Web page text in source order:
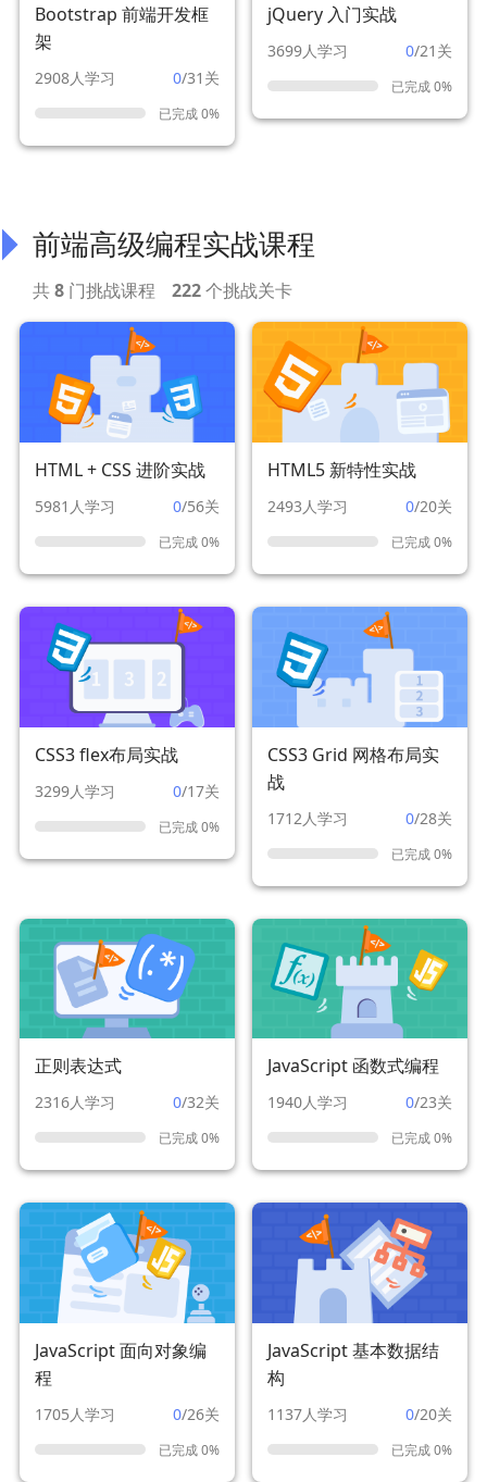
Bootstrap 前端开发框
架
2908人学习 0/31关
已完成 0%
jQuery 入门实战
3699人学习 0/21关
已完成 0%
前端高级编程实战课程
共8 门挑战课程 222个挑战关卡
HTML + CSS 进阶实战
5981人学习 0/56关
已完成 0%
HTML5 新特性实战
2493人学习 0/20关
已完成 0%
CSS3 flex布局实战
3299人学习 0/17关
已完成 0%
CSS3 Grid 网格布局实
战
1712人学习 0/28关
已完成 0%
正则表达式
2316人学习 0/32关
已完成 0%
JavaScript 函数式编程
1940人学习 0/23关
已完成 0%
JavaScript 面向对象编
程
1705人学习 0/26关
已完成 0%
JavaScript 基本数据结
构
1137人学习 0/20关
已完成 0%